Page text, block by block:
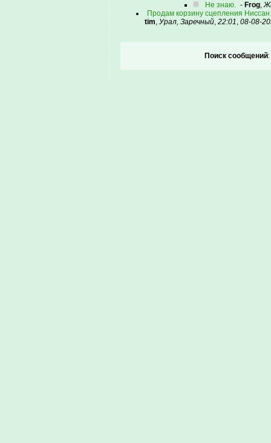
Не знаю. - Frog,
Продам корзину сцепления
tim, Урал, Заречный, 22:01, 08-08-
Поиск сообщений: